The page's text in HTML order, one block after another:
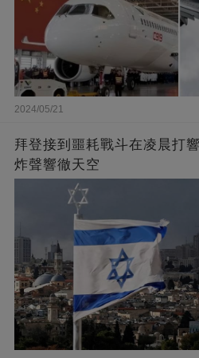
2024/05/21
拜登接到噩耗戰斗在凌晨打
炸聲響徹天空